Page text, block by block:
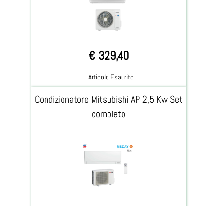
€ 329,40
Articolo Esaurito
Condizionatore Mitsubishi AP 2,5 Kw Set
completo